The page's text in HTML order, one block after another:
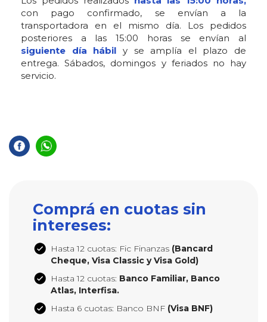
con pago confirmado, se envían a la
transportadora en el mismo día. Los pedidos
posteriores a las 15:00 horas se envían al
siguiente día hábil y se amplía el plazo de
entrega. Sábados, domingos y feriados no hay
servicio.
Comprá en cuotas sin
intereses:
Hasta 12 cuotas: Fic Finanzas (Bancard
Cheque, Visa Classic y Visa Gold)
Hasta 12 cuotas: Banco Familiar, Banco
Atlas, Interfisa.
Hasta 6 cuotas: Banco BNF (Visa BNF)